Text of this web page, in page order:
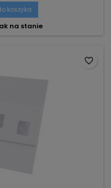
koszyka
na stanie
favorite_border